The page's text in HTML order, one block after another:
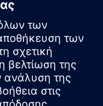
μέτρηση
δημιουργίας
και σε